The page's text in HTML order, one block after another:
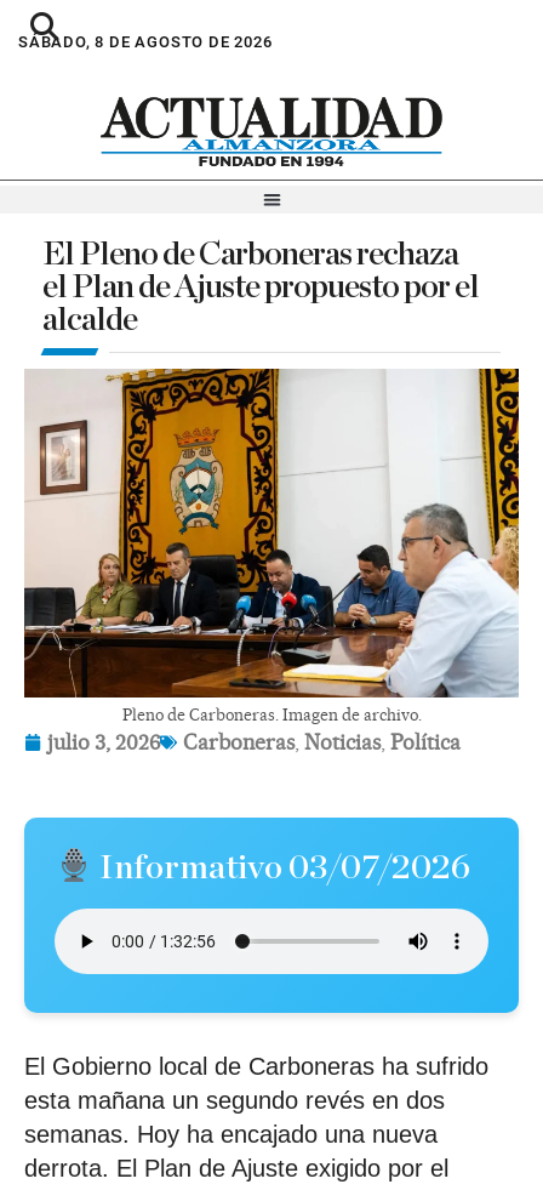
SÁBADO, 8 DE AGOSTO DE 2026
El Pleno de Carboneras rechaza
el Plan de Ajuste propuesto por el
alcalde
Pleno de Carboneras. Imagen de archivo.
julio 3, 2026 Carboneras, Noticias, Política
Informativo 03/07/2026
El Gobierno local de Carboneras ha sufrido
esta mañana un segundo revés en dos
semanas. Hoy ha encajado una nueva
derrota. El Plan de Ajuste exigido por el